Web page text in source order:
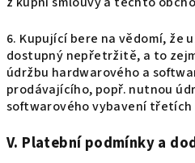
6. Kupující bere na vědomí, že
dostupný nepřetržitě, a to
údržbu hardwarového a
prodávajícího, popř. nutnou
softwarového vybavení třetích
V. Platební podmínky a